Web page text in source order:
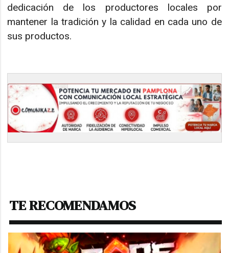
dedicación de los productores locales por
mantener la tradición y la calidad en cada uno de
sus productos.
TE RECOMENDAMOS